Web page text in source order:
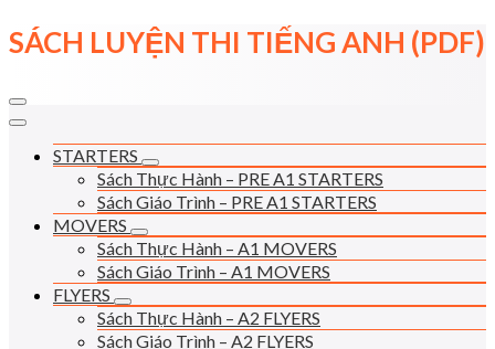
Skip
to
SÁCH LUYỆN THI TIẾNG ANH (PDF)
STARTERS
Sách Thực Hành – PRE A1 STARTERS
Sách Giáo Trình – PRE A1 STARTERS
MOVERS
Sách Thực Hành – A1 MOVERS
Sách Giáo Trình – A1 MOVERS
FLYERS
Sách Thực Hành – A2 FLYERS
Sách Giáo Trình – A2 FLYERS